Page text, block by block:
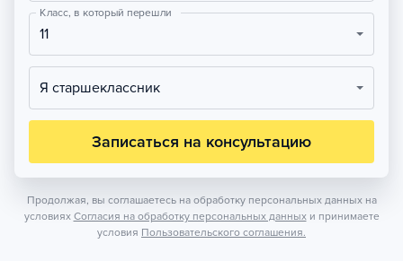
Класс, в который перешли
11
Я старшеклассник
Записаться на консультацию
Продолжая, вы соглашаетесь на обработку персональных данных на
условиях Согласия на обработку персональных данных и принимаете
условия Пользовательского соглашения.